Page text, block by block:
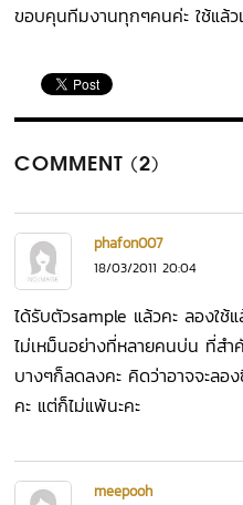
ขอบคุนทีมงานทุกๆคนค่ะ ใช้แล้ว
COMMENT (2)
phafon007
18/03/2011 20:04
ได้รับตัวsample แล้วคะ ลองใช้
ไม่เหม็นอย่างที่หลายคนบ่น ที่ส
บางๆก็ลดลงคะ คิดว่าอาจจะล
คะ แต่ก็ไม่แพ้นะคะ
meepooh